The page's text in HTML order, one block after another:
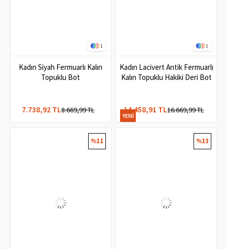
1
Kadın Siyah Fermuarlı Kalın
Topuklu Bot
7.738,92 TL8.669,99 TL
1
Kadın Lacivert Antik Fermuarlı
Kalın Topuklu Hakiki Deri Bot
14.458,91 TL16.669,99 TL
YENI
%11 %13